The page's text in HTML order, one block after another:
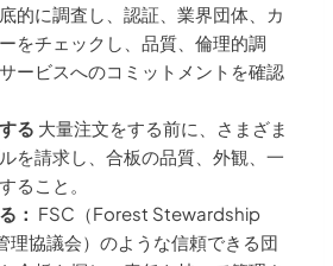
的に調査し、認証、業界団体、カ
をチェックし、品質、倫理的調
ービスへのコミットメントを確認
る 大量注文をする前に、さまざま
を請求し、合板の品質、外観、一
ること。
： FSC（Forest Stewardship
理協議会）のような信頼できる団